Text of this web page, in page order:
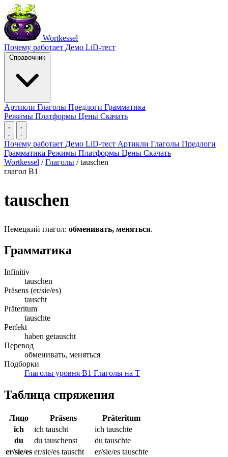
Wortkessel
Почему работает Демо LiD-тест
Справочник
Артикли Глаголы Предлоги Грамматика
Режимы Платформы Цены Скачать
Почему работает Демо LiD-тест Артикли Глаголы Предлоги
Грамматика Режимы Платформы Цены Скачать
Wortkessel / Глаголы / tauschen
глагол B1
tauschen
Немецкий глагол: обменивать, меняться.
Грамматика
Infinitiv
tauschen
Präsens (er/sie/es)
tauscht
Präteritum
tauschte
Perfekt
haben getauscht
Перевод
обменивать, меняться
Подборки
Глаголы уровня B1 Глаголы на T
Таблица спряжения
Лицо Präsens
Präteritum
ich
ich tauscht
ich tauschte
du
du tauschenst
du tauschte
er/sie/es er/sie/es tauscht
er/sie/es tauschte